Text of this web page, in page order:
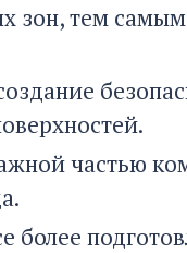
зон, тем
частью
более